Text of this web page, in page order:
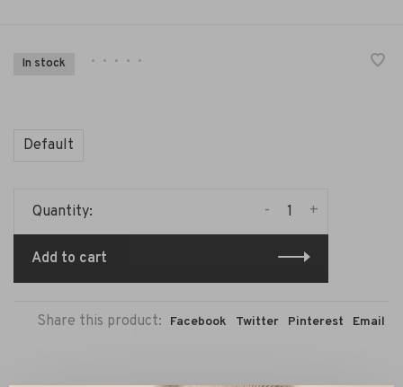
In stock • • • • •
Default
Quantity: +
-
Add to cart
Share this product: Facebook Twitter Pinterest Email